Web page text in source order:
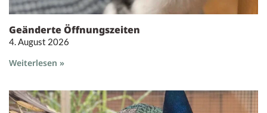
Geänderte Öffnungszeiten
4. August 2026
Weiterlesen »